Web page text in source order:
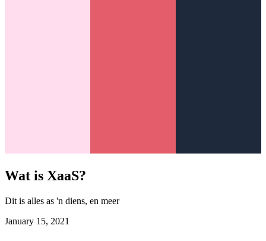
Wat is XaaS?